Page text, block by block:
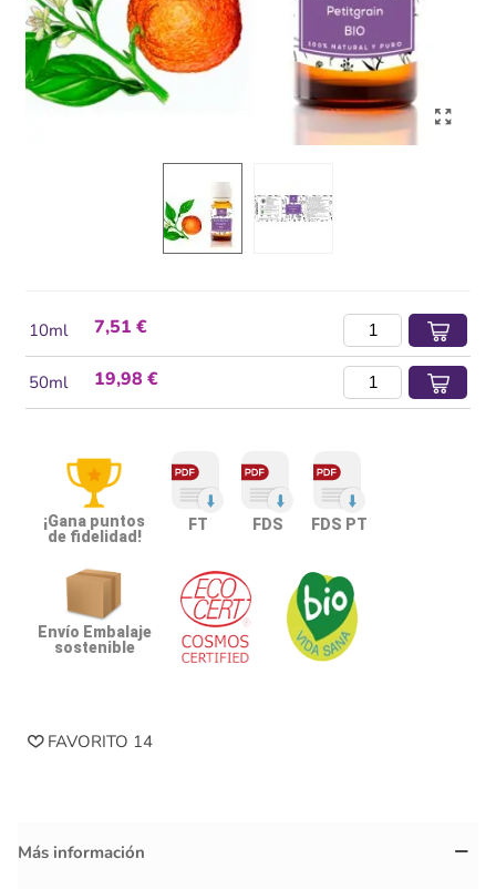
10ml 7,51 €
50ml 19,98 €
¡Gana puntos
de fidelidad!
FT FDS FDS PT
Envío Embalaje
sostenible
FAVORITO 14
Más información